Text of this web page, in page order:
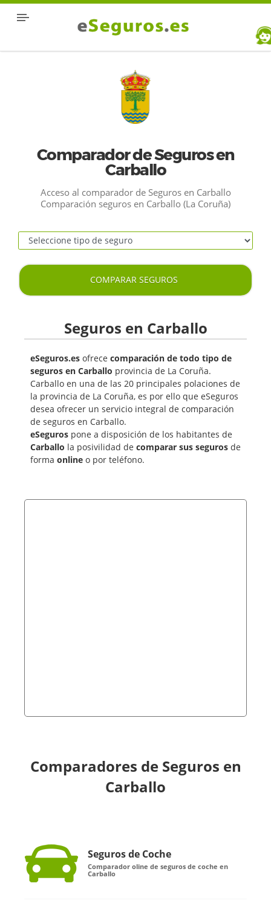
Comparador de Seguros en
Carballo
Acceso al comparador de Seguros en Carballo
Comparación seguros en Carballo (La Coruña)
COMPARAR SEGUROS
Seguros en Carballo
eSeguros.es ofrece comparación de todo tipo de
seguros en Carballo provincia de La Coruña.
Carballo en una de las 20 principales polaciones de
la provincia de La Coruña, es por ello que eSeguros
desea ofrecer un servicio integral de comparación
de seguros en Carballo.
eSeguros pone a disposición de los habitantes de
Carballo la posivilidad de comparar sus seguros de
forma online o por teléfono.
Comparadores de Seguros en
Carballo
Seguros de Coche
Comparador oline de seguros de coche en
Carballo